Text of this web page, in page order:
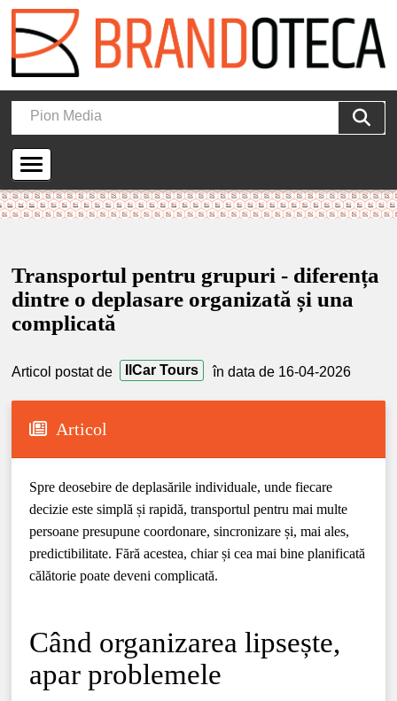
Transportul pentru grupuri - diferența
dintre o deplasare organizată și una
complicată
Articol postat de IlCar Tours în data de 16-04-2026
Articol
Spre deosebire de deplasările individuale, unde fiecare
decizie este simplă și rapidă, transportul pentru mai multe
persoane presupune coordonare, sincronizare și, mai ales,
predictibilitate. Fără acestea, chiar și cea mai bine planificată
călătorie poate deveni complicată.
Când organizarea lipsește,
apar problemele